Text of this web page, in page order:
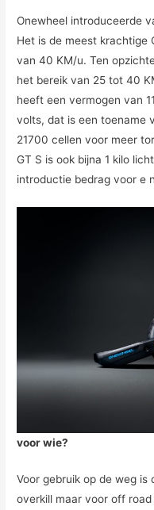
Onewheel introduceerde
Het is de meest krachtige
van 40 KM/u. Ten
het bereik van 25 tot 40
heeft een vermogen van
volts, dat is een toename
21700 cellen voor meer
GT S is ook bijna 1 kilo
introductie bedrag voor e
voor wie?
Voor gebruik op de weg is
overkill maar voor off